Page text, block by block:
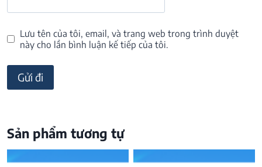
Lưu tên của tôi, email, và trang web trong trình duyệt
này cho lần bình luận kế tiếp của tôi.
Sản phẩm tương tự